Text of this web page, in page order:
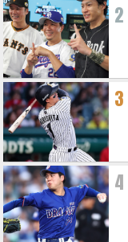
2
3
4